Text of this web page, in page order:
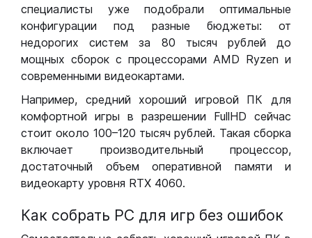
специалисты уже подобрали оптимальные
конфигурации под разные бюджеты: от
недорогих систем за 80 тысяч рублей до
мощных сборок с процессорами AMD Ryzen и
современными видеокартами.
Например, средний хороший игровой ПК для
комфортной игры в разрешении FullHD сейчас
стоит около 100–120 тысяч рублей. Такая сборка
включает производительный процессор,
достаточный объем оперативной памяти и
видеокарту уровня RTX 4060.
Как собрать РС для игр без ошибок